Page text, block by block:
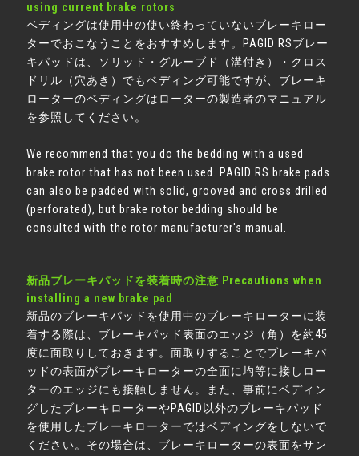
using current brake rotors
ベディングは使用中の使い終わっていないブレーキロー
ターでおこなうことをおすすめします。PAGID RSブレー
キパッドは、ソリッド・グルーブド（溝付き）・クロス
ドリル（穴あき）でもベディング可能ですが、ブレーキ
ローターのベディングはローターの製造者のマニュアル
を参照してください。
We recommend that you do the bedding with a used
brake rotor that has not been used. PAGID RS brake pads
can also be padded with solid, grooved and cross drilled
(perforated), but brake rotor bedding should be
consulted with the rotor manufacturer's manual.
新品ブレーキパッドを装着時の注意 Precautions when
installing a new brake pad
新品のブレーキパッドを使用中のブレーキローターに装
着する際は、ブレーキパッド表面のエッジ（角）を約45
度に面取りしておきます。面取りすることでブレーキパ
ッドの表面がブレーキローターの全面に均等に接しロー
ターのエッジにも接触しません。また、事前にベディン
グしたブレーキローターやPAGID以外のブレーキパッド
を使用したブレーキローターではベディングをしないで
ください。その場合は、ブレーキローターの表面をサン